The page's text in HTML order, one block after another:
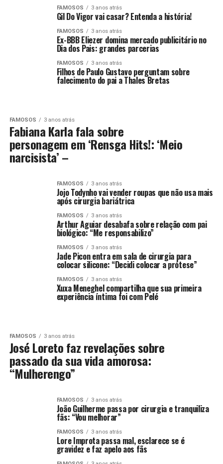
FAMOSOS 3 anos atrás
Gil Do Vigor vai casar? Entenda a história!
FAMOSOS 3 anos atrás
Ex-BBB Eliezer domina mercado publicitário no
Dia dos Pais: grandes parcerias
FAMOSOS 3 anos atrás
Filhos de Paulo Gustavo perguntam sobre
falecimento do pai a Thales Bretas
FAMOSOS 3 anos atrás
Fabiana Karla fala sobre
personagem em ‘Rensga Hits!: ‘Meio
narcisista’ –
FAMOSOS 3 anos atrás
Jojo Todynho vai vender roupas que não usa mais
após cirurgia bariátrica
FAMOSOS 3 anos atrás
Arthur Aguiar desabafa sobre relação com pai
biológico: “Me responsabilizo”
FAMOSOS 3 anos atrás
Jade Picon entra em sala de cirurgia para
colocar silicone: “Decidi colocar a prótese”
FAMOSOS 3 anos atrás
Xuxa Meneghel compartilha que sua primeira
experiência íntima foi com Pelé
FAMOSOS 3 anos atrás
José Loreto faz revelações sobre
passado da sua vida amorosa:
“Mulherengo”
FAMOSOS 3 anos atrás
João Guilherme passa por cirurgia e tranquiliza
fãs: “Vou melhorar”
FAMOSOS 3 anos atrás
Lore Improta passa mal, esclarece se é
gravidez e faz apelo aos fãs